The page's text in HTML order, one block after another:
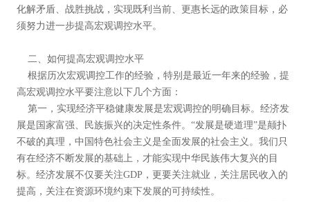
化解矛盾、战胜挑战，实现既利当前、更惠长远的政策目标，必
须努力进一步提高宏观调控水平。
二、如何提高宏观调控水平
根据历次宏观调控工作的经验，特别是最近一年来的经验，提
高宏观调控水平要注意以下几个方面：
第一，实现经济平稳健康发展是宏观调控的明确目标。经济发
展是国家富强、民族振兴的决定性条件。“发展是硬道理”是颠扑
不破的真理，中国特色社会主义是全面发展的社会主义。我们只
有在经济不断发展的基础上，才能实现中华民族伟大复兴的目
标。经济发展不仅要关注GDP，更要关注就业，关注居民收入的
提高，关注在资源环境约束下发展的可持续性。